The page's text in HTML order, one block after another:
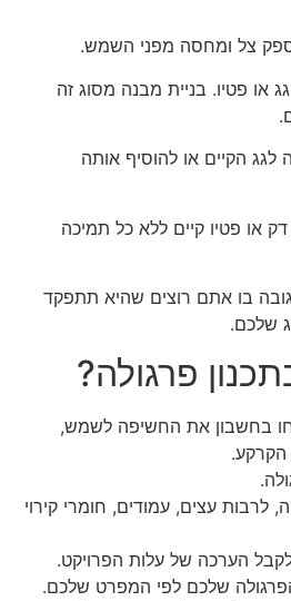
צל ומחסה מפני השמש.
או פטיו. בניית מבנה מסוג זה
לגג הקיים או להוסיף אותה
או פטיו קיים ללא כל תמיכה
בו אתם רוצים שהיא תתפקד
שלכם.
פרגולה?
בחשבון את החשיפה לשמש,
הקרקע.
לרבות עצים, עמודים, חומרי קירוי
הערכה של עלות הפרויקט.
הפרגולה שלכם לפי המפרט שלכם.